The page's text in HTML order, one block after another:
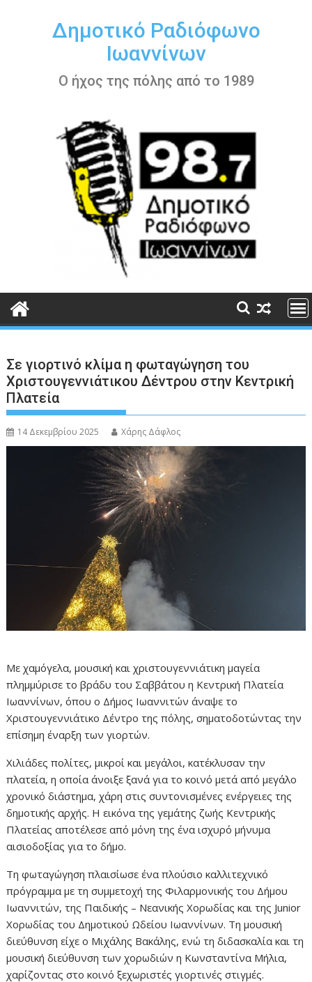
περιεχόμενοΔημοτικό Ραδιόφωνο
Ιωαννίνων
Ο ήχος της πόλης από το 1989
Σε γιορτινό κλίμα η φωταγώγηση του
Χριστουγεννιάτικου Δέντρου στην Κεντρική
Πλατεία
14 Δεκεμβρίου 2025 Χάρης Δάφλος
Με χαμόγελα, μουσική και χριστουγεννιάτικη μαγεία
πλημμύρισε το βράδυ του Σαββάτου η Κεντρική Πλατεία
Ιωαννίνων, όπου ο Δήμος Ιωαννιτών άναψε το
Χριστουγεννιάτικο Δέντρο της πόλης, σηματοδοτώντας την
επίσημη έναρξη των γιορτών.
Χιλιάδες πολίτες, μικροί και μεγάλοι, κατέκλυσαν την
πλατεία, η οποία άνοιξε ξανά για το κοινό μετά από μεγάλο
χρονικό διάστημα, χάρη στις συντονισμένες ενέργειες της
δημοτικής αρχής. Η εικόνα της γεμάτης ζωής Κεντρικής
Πλατείας αποτέλεσε από μόνη της ένα ισχυρό μήνυμα
αισιοδοξίας για το δήμο.
Τη φωταγώγηση πλαισίωσε ένα πλούσιο καλλιτεχνικό
πρόγραμμα με τη συμμετοχή της Φιλαρμονικής του Δήμου
Ιωαννιτών, της Παιδικής – Νεανικής Χορωδίας και της Junior
Χορωδίας του Δημοτικού Ωδείου Ιωαννίνων. Τη μουσική
διεύθυνση είχε ο Μιχάλης Βακάλης, ενώ τη διδασκαλία και τη
μουσική διεύθυνση των χορωδιών η Κωνσταντίνα Μήλια,
χαρίζοντας στο κοινό ξεχωριστές γιορτινές στιγμές.